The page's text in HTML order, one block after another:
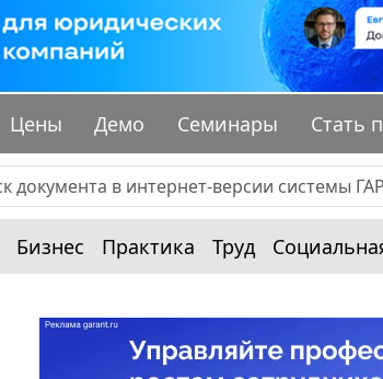
Цены Демо Семинары Стать
Бизнес Практика Труд